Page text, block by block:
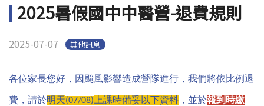
學校首頁(link is external)
樂齡專區
English
2025暑假國中中醫營-退費規則
2025-07-07 其他訊息
各位家長您好，因颱風影響造成營隊進行，我們將依比例退
費，請於明天(07/08) 上課時備妥以下資料 ，並於報到時繳